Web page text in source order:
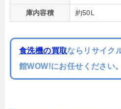
庫内容積 約50L
食洗機の買取ならリサイク
館WOW!にお任せください。